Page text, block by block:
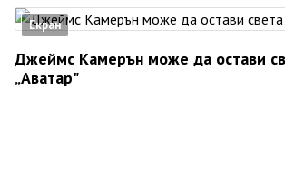
Екран
Джеймс Камерън може да остави
„Аватар"